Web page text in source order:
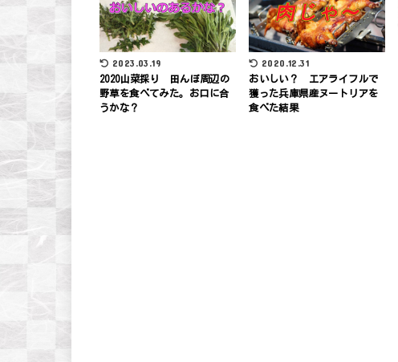
2023.03.19
2020山菜採り 田んぼ周辺の
野草を食べてみた。お口に合
うかな？
2020.12.31
おいしい？ エアライフルで
獲った兵庫県産ヌートリアを
食べた結果